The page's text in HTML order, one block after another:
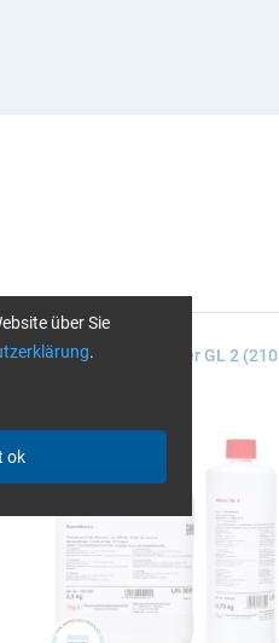
Epoxidharz L + Härter GL 2 (210
über Sie
.
ok